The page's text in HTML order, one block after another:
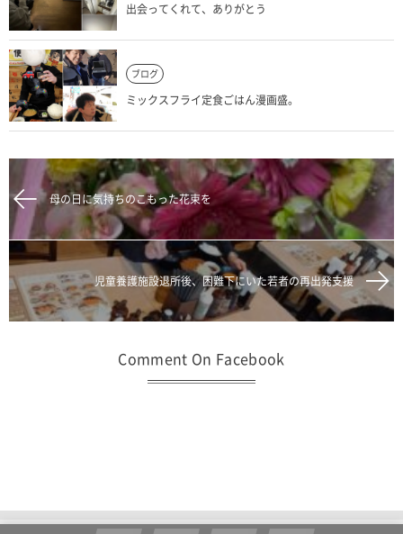
出会ってくれて、ありがとう
ブログ
ミックスフライ定食ごはん漫画盛。
母の日に気持ちのこもった花束を
児童養護施設退所後、困難下にいた若者の再出発支援
Comment On Facebook